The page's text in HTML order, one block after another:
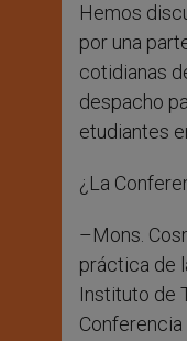
Hemos
por una
cotidianas
despacho
etudiantes
¿La
–Mons.
práctica de
Instituto de